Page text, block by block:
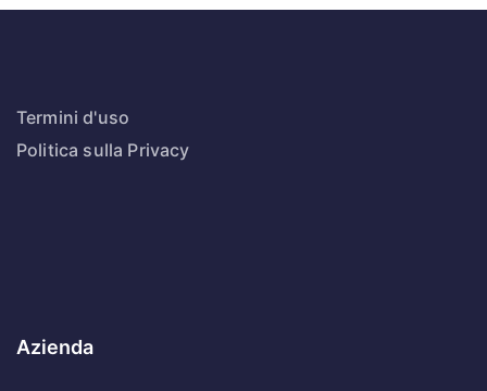
Termini d'uso
Politica sulla Privacy
Azienda